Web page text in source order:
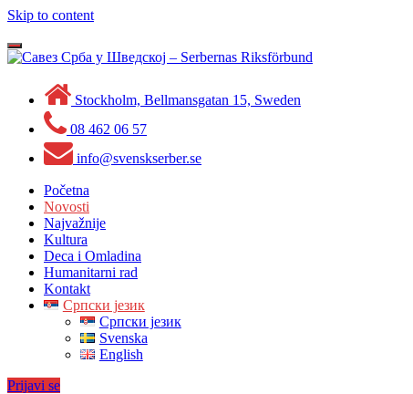
Skip to content
Toggle
navigation
Stockholm, Bellmansgatan 15, Sweden
08 462 06 57
info@svenskserber.se
Početna
Novosti
Najvažnije
Kultura
Deca i Omladina
Humanitarni rad
Kontakt
Српски језик
Српски језик
Svenska
English
Prijavi se